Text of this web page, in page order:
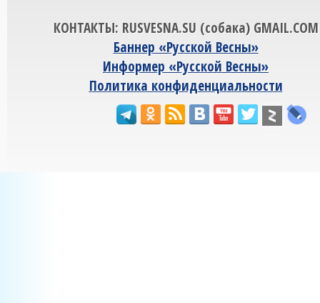
КОНТАКТЫ: RUSVESNA.SU (собака) GMAIL.COM
Баннер «Русской Весны»
Информер «Русской Весны»
Политика конфиденциальности